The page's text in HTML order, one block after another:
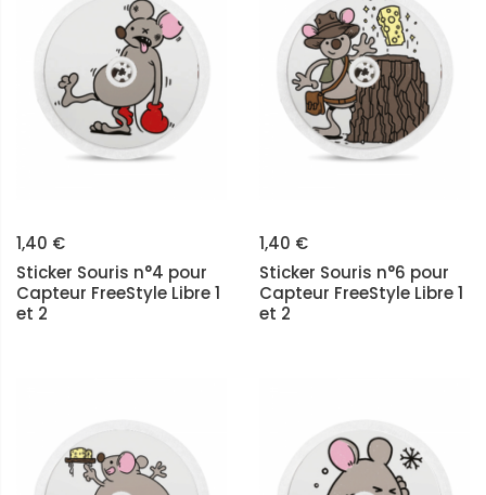
1,40 €
Sticker Souris n°4 pour
Capteur FreeStyle Libre 1
et 2
1,40 €
Sticker Souris n°6 pour
Capteur FreeStyle Libre 1
et 2